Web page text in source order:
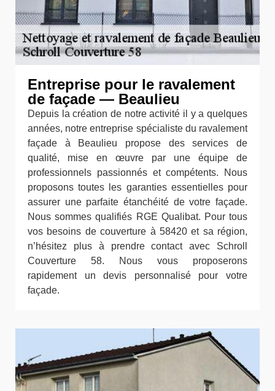
Entreprise pour le ravalement
de façade — Beaulieu
Depuis la création de notre activité il y a quelques
années, notre entreprise spécialiste du ravalement
façade à Beaulieu propose des services de
qualité, mise en œuvre par une équipe de
professionnels passionnés et compétents. Nous
proposons toutes les garanties essentielles pour
assurer une parfaite étanchéité de votre façade.
Nous sommes qualifiés RGE Qualibat. Pour tous
vos besoins de couverture à 58420 et sa région,
n’hésitez plus à prendre contact avec Schroll
Couverture 58. Nous vous proposerons
rapidement un devis personnalisé pour votre
façade.